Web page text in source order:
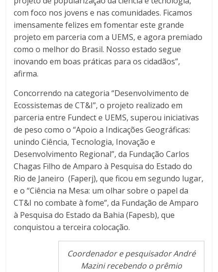
com foco nos jovens e nas comunidades. Ficamos
imensamente felizes em fomentar este grande
projeto em parceria com a UEMS, e agora premiado
como o melhor do Brasil. Nosso estado segue
inovando em boas práticas para os cidadãos”,
afirma.
Concorrendo na categoria “Desenvolvimento de
Ecossistemas de CT&I”, o projeto realizado em
parceria entre Fundect e UEMS, superou iniciativas
de peso como o “Apoio a Indicações Geográficas:
unindo Ciência, Tecnologia, Inovação e
Desenvolvimento Regional”, da Fundação Carlos
Chagas Filho de Amparo à Pesquisa do Estado do
Rio de Janeiro (Faperj), que ficou em segundo lugar,
e o “Ciência na Mesa: um olhar sobre o papel da
CT&I no combate à fome”, da Fundação de Amparo
à Pesquisa do Estado da Bahia (Fapesb), que
conquistou a terceira colocação.
Coordenador e pesquisador André
Mazini recebendo o prêmio